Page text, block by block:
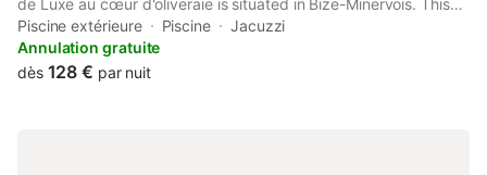
de Luxe au cœur d'oliveraie is situated in Bize-Minervois. This
bed and breakfast has a private pool, a garden, barbecue
facilities, free WiFi and free private parking.
Piscine extérieure Piscine
Jacuzzi
Annulation gratuite
dès 128 € par nuit